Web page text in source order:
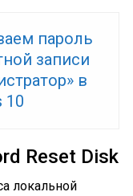
пароль
записи
в
10
Reset Disk
локальной